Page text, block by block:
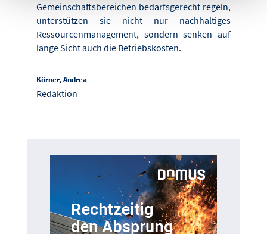
Gemeinschaftsbereichen bedarfsgerecht regeln,
unterstützen sie nicht nur nachhaltiges
Ressourcenmanagement, sondern senken auf
lange Sicht auch die Betriebskosten.
Körner, Andrea
Redaktion